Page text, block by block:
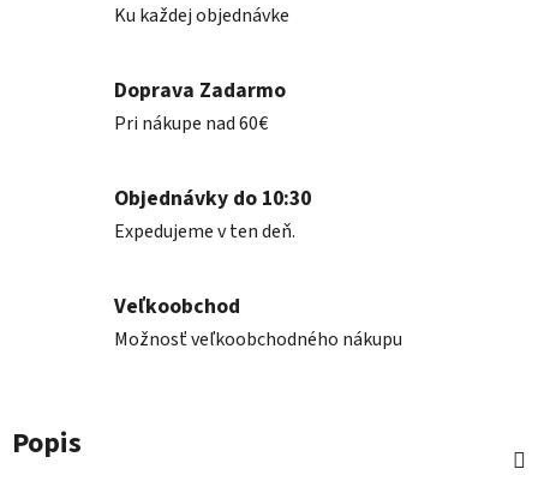
Ku každej objednávke
Doprava Zadarmo
Pri nákupe nad 60€
Objednávky do 10:30
Expedujeme v ten deň.
Veľkoobchod
Možnosť veľkoobchodného nákupu
Popis